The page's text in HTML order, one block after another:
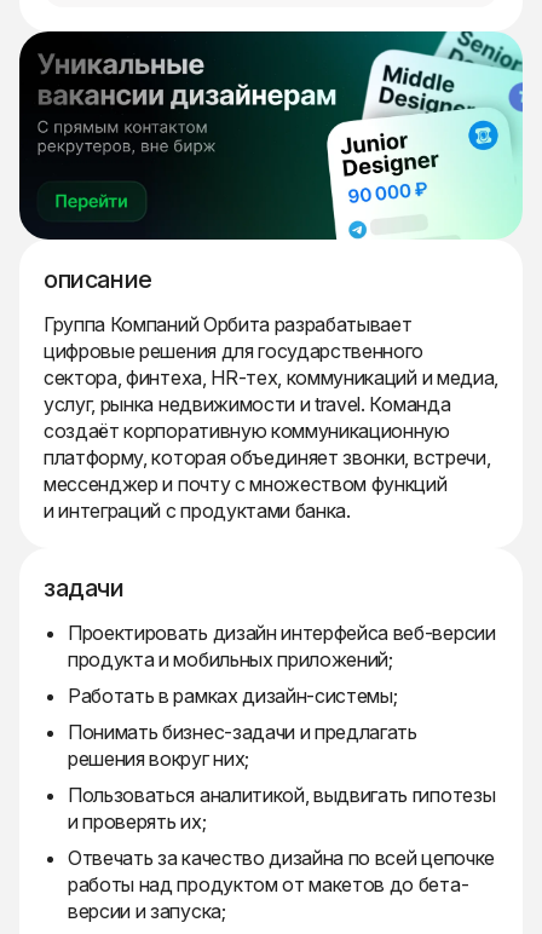
описание
Группа Компаний Орбита разрабатывает
цифровые решения для государственного
сектора, финтеха, HR-тех, коммуникаций и медиа,
услуг, рынка недвижимости и travel. Команда
создаёт корпоративную коммуникационную
платформу, которая объединяет звонки, встречи,
мессенджер и почту с множеством функций
и интеграций с продуктами банка.
задачи
Проектировать дизайн интерфейса веб-версии
продукта и мобильных приложений;
Работать в рамках дизайн-системы;
Понимать бизнес-задачи и предлагать
решения вокруг них;
Пользоваться аналитикой, выдвигать гипотезы
и проверять их;
Отвечать за качество дизайна по всей цепочке
работы над продуктом от макетов до бета-
версии и запуска;